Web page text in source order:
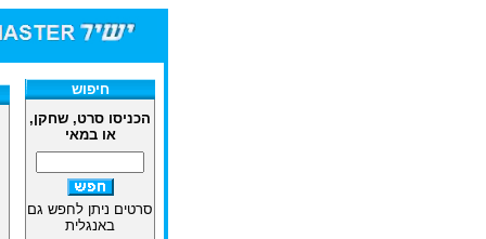
חיפוש
הכניסו סרט, שחקן,
או במאי
סרטים ניתן לחפש גם
באנגלית